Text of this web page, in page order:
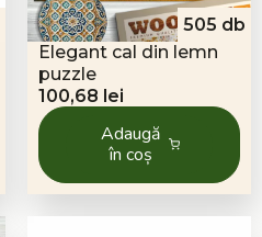
505 db
Elegant cal din lemn
puzzle
100,68 lei
Adaugă
în coș